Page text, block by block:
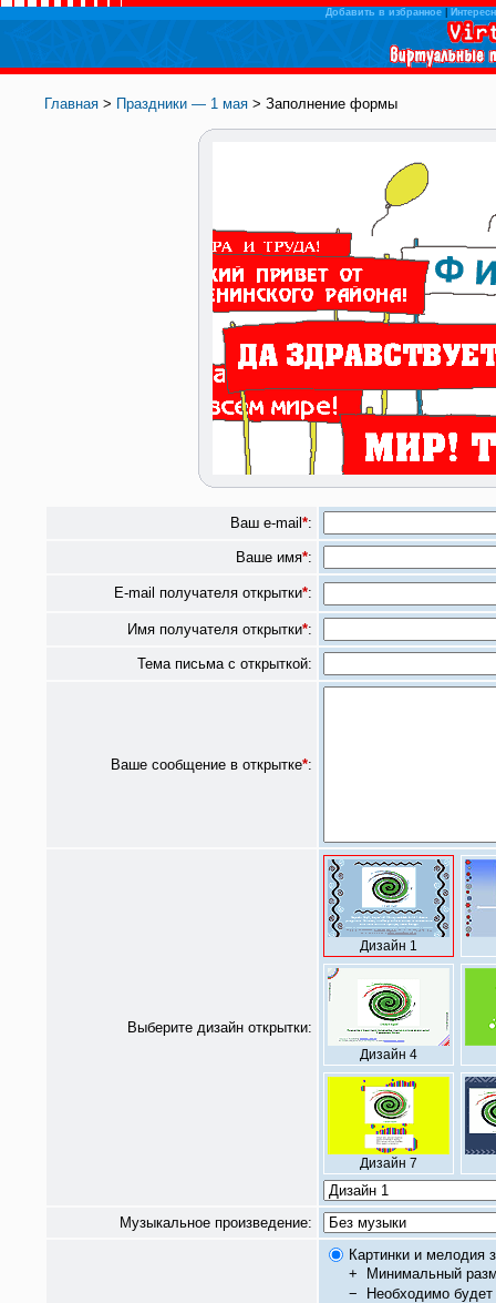
Добавить в избранное|
Главная > Праздники — 1 мая > Заполнение формы
Ваш e-mail *:
Ваше имя*:
E-mail получателя открытки*:
Имя получателя открытки*:
Тема письма с открыткой:
Ваше сообщение в открытке*:
Выберите дизайн открытки:
Дизайн 1
Дизайн 4
Дизайн 7
Музыкальное произведение:
Картинки и мелодия
+
Минимальный
−
Необходимо будет